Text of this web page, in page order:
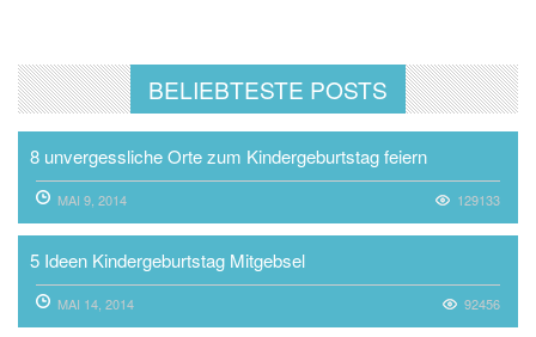
BELIEBTESTE POSTS
8 unvergessliche Orte zum Kindergeburtstag feiern
MAI 9, 2014 129133
5 Ideen Kindergeburtstag Mitgebsel
MAI 14, 2014 92456